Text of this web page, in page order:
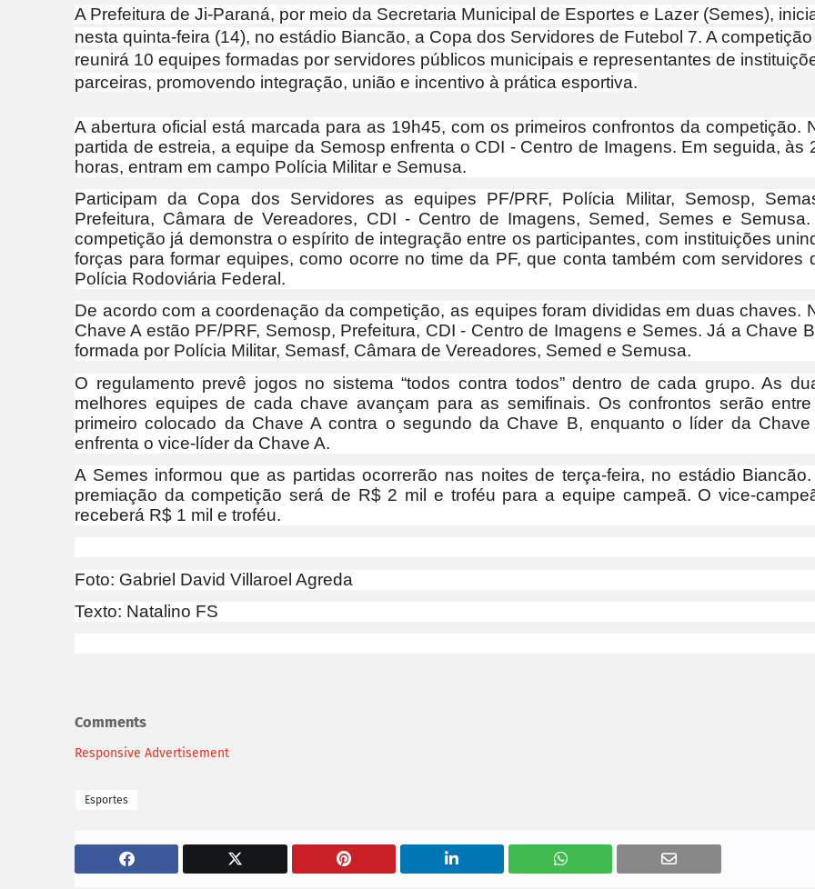
A Prefeitura de Ji-Paraná, por meio da Secretaria Municipal de Esportes e Lazer (Semes),
nesta quinta-feira (14), no estádio Biancão, a Copa dos Servidores de Futebol 7. A competição
reunirá 10 equipes formadas por servidores públicos municipais e representantes de
parceiras, promovendo integração, união e incentivo à prática esportiva.
A abertura oficial está marcada para as 19h45, com os primeiros confrontos da competição.
partida de estreia, a equipe da Semosp enfrenta o CDI - Centro de Imagens. Em seguida, às
horas, entram em campo Polícia Militar e Semusa.
Participam da Copa dos Servidores as equipes PF/PRF, Polícia Militar, Semosp,
Prefeitura, Câmara de Vereadores, CDI - Centro de Imagens, Semed, Semes e
competição já demonstra o espírito de integração entre os participantes, com instituições
forças para formar equipes, como ocorre no time da PF, que conta também com servidores
Polícia Rodoviária Federal.
De acordo com a coordenação da competição, as equipes foram divididas em duas chaves.
Chave A estão PF/PRF, Semosp, Prefeitura, CDI - Centro de Imagens e Semes. Já a Chave
formada por Polícia Militar, Semasf, Câmara de Vereadores, Semed e Semusa.
O regulamento prevê jogos no sistema “todos contra todos” dentro de cada grupo. As
melhores equipes de cada chave avançam para as semifinais. Os confrontos serão
primeiro colocado da Chave A contra o segundo da Chave B, enquanto o líder da
enfrenta o vice-líder da Chave A.
A Semes informou que as partidas ocorrerão nas noites de terça-feira, no estádio
premiação da competição será de R$ 2 mil e troféu para a equipe campeã. O vice-
receberá R$ 1 mil e troféu.
Foto: Gabriel David Villaroel Agreda
Texto: Natalino FS
Comments
Responsive Advertisement
Esportes